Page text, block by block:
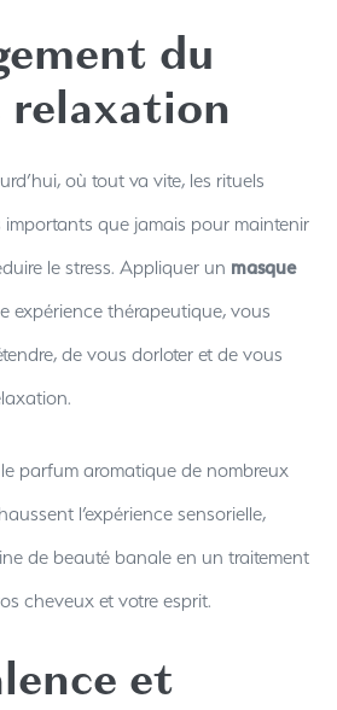
du
relaxation
où tout va vite, les rituels
importants que jamais pour maintenir
le stress. Appliquer un masque
expérience thérapeutique, vous
de vous dorloter et de vous
parfum aromatique de nombreux
l’expérience sensorielle,
de beauté banale en un traitement
cheveux et votre esprit.
et